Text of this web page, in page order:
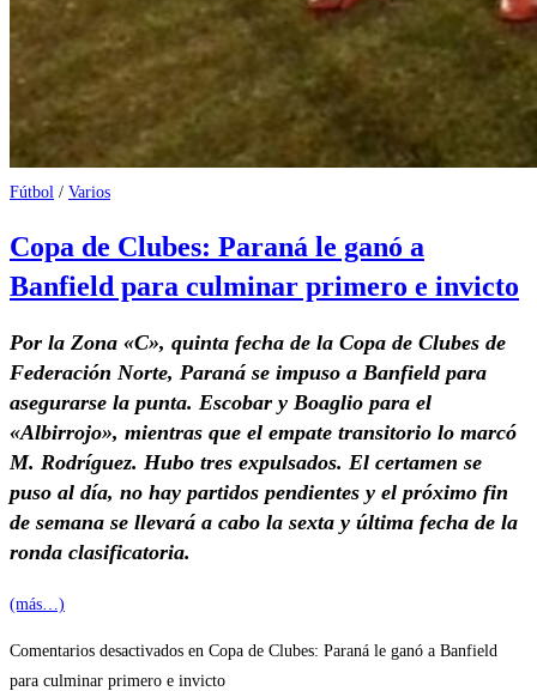
Fútbol / Varios
Copa de Clubes: Paraná le ganó a
Banfield para culminar primero e invicto
Por la Zona «C», quinta fecha de la Copa de Clubes de
Federación Norte, Paraná se impuso a Banfield para
asegurarse la punta. Escobar y Boaglio para el
«Albirrojo», mientras que el empate transitorio lo marcó
M. Rodríguez. Hubo tres expulsados. El certamen se
puso al día, no hay partidos pendientes y el próximo fin
de semana se llevará a cabo la sexta y última fecha de la
ronda clasificatoria.
(más…)
Comentarios desactivados en Copa de Clubes: Paraná le ganó a Banfield
para culminar primero e invicto